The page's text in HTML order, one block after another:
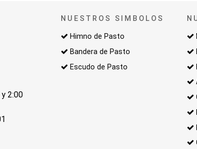
y 2:00
NUESTROS SIMBOLOS
Himno de Pasto
Bandera de Pasto
Escudo de Pasto